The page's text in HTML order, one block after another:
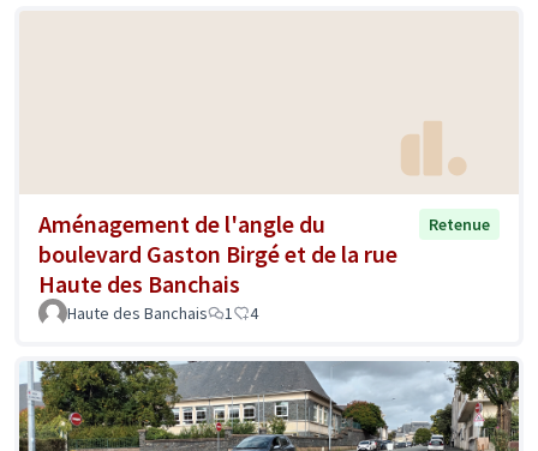
Aménagement de l'angle du
boulevard Gaston Birgé et de la rue
Haute des Banchais
Retenue
Haute des Banchais 1 4